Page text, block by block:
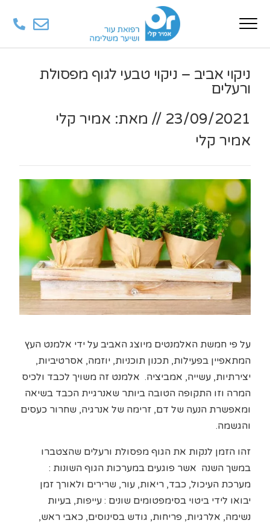
ניקוי אביב – ניקוי טבעי לגוף מפסולת
ורעלים
23/09/2021
// מאת: אמיר קלי
אמיר קלי
על פי חמשת האלמנטים מיוצג האביב על ידי אלמנט העץ
המתאפיין בפעילות, תכנון תוכניות, יוזמה, אסרטיביות,
יצירתיות, עשייה, אמביציה. אלמנט זה משויך לכבד ולכיס
המרה וזו התקופה הטובה ביותר שאנרגיית הכבד בשיאה
ומאפשרת הנעה של דם, זרימה של אנרגיה, שחרור כעסים
והגשמה.
זהו הזמן לנקות את הגוף מפסולת ורעלים שהצטברו
במשך השנה אשר פוגעים במערכות הגוף השונות :
מערכת העיכול, כבד, ריאות, עור, שרירים ולאורך זמן
יבואו לידי ביטוי בסימפטומים שונים : עייפות, בעיות
נשימה, אלרגיות, פריחות, גודש בסינוסים, כאבי ראש,